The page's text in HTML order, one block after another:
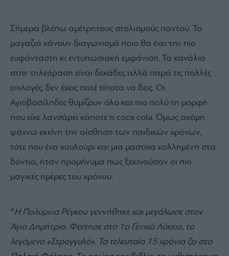
Σήμερα βλέπω αμέτρητους στολισμούς παντού. Τα
μαγαζιά κάνουν διαγωνισμό ποιο θα έχει την πιο
ευφάνταστη κι εντυπωσιακή εμφάνιση. Τα κανάλια
στην τηλεόραση είναι δεκάδες αλλά παρά τις πολλές
επιλογές, δεν έχεις ποτέ τίποτα να δεις. Οι
Αγιοβασίληδες θυμίζουν όλο και πιο πολύ τη μορφή
που είχε λανσάρει κάποτε η coca cola. Όμως ακόμη
ψάχνω εκείνη την αίσθηση των παιδικών χρόνων,
τότε που ένα κουλούρι και μια μαστίχα κολλημένη στα
δόντια, ήταν προμήνυμα πως ξεκινούσαν οι πιο
μαγικές ημέρες του χρόνου.
*Η Πολύμνια Ρέγκου γεννήθηκε και μεγάλωσε στον
Άγιο Δημήτριο. Φοίτησε στο 1ο Γενικό Λύκειο, το
λεγόμενο «Στρογγυλό». Τα τελευταία 15 χρόνια ζει στο